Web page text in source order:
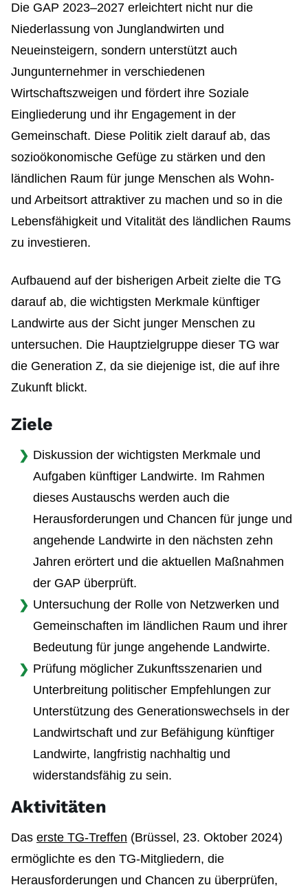
Die GAP 2023–2027 erleichtert nicht nur die
Niederlassung von Junglandwirten und
Neueinsteigern, sondern unterstützt auch
Jungunternehmer in verschiedenen
Wirtschaftszweigen und fördert ihre Soziale
Eingliederung und ihr Engagement in der
Gemeinschaft. Diese Politik zielt darauf ab, das
sozioökonomische Gefüge zu stärken und den
ländlichen Raum für junge Menschen als Wohn-
und Arbeitsort attraktiver zu machen und so in die
Lebensfähigkeit und Vitalität des ländlichen Raums
zu investieren.
Aufbauend auf der bisherigen Arbeit zielte die TG
darauf ab, die wichtigsten Merkmale künftiger
Landwirte aus der Sicht junger Menschen zu
untersuchen. Die Hauptzielgruppe dieser TG war
die Generation Z, da sie diejenige ist, die auf ihre
Zukunft blickt.
Ziele
Diskussion der wichtigsten Merkmale und
Aufgaben künftiger Landwirte. Im Rahmen
dieses Austauschs werden auch die
Herausforderungen und Chancen für junge und
angehende Landwirte in den nächsten zehn
Jahren erörtert und die aktuellen Maßnahmen
der GAP überprüft.
Untersuchung der Rolle von Netzwerken und
Gemeinschaften im ländlichen Raum und ihrer
Bedeutung für junge angehende Landwirte.
Prüfung möglicher Zukunftsszenarien und
Unterbreitung politischer Empfehlungen zur
Unterstützung des Generationswechsels in der
Landwirtschaft und zur Befähigung künftiger
Landwirte, langfristig nachhaltig und
widerstandsfähig zu sein.
Aktivitäten
Das erste TG-Treffen (Brüssel, 23. Oktober 2024)
ermöglichte es den TG-Mitgliedern, die
Herausforderungen und Chancen zu überprüfen,